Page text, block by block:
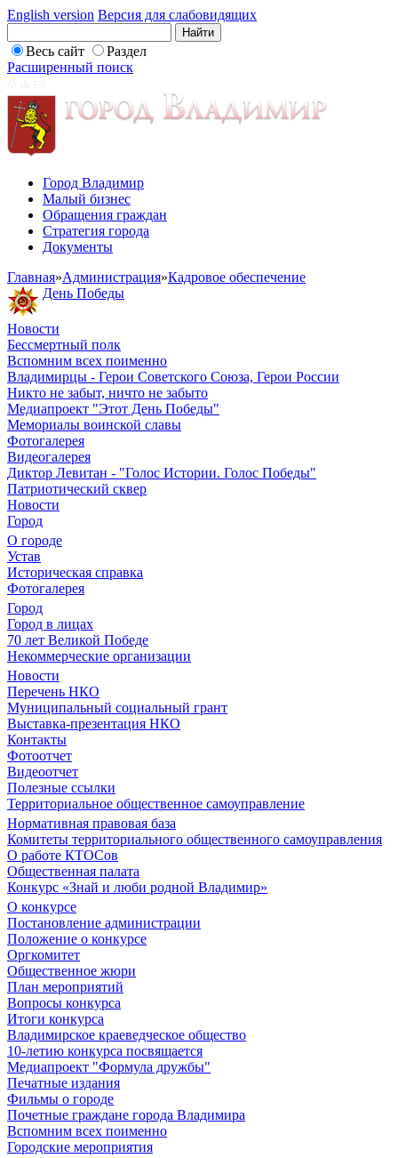
English version Версия для слабовидящих
Весь сайт
Раздел
Расширенный поиск
Город Владимир
Малый бизнес
Обращения граждан
Стратегия города
Документы
Главная»Администрация»Кадровое обеспечение
День Победы
Новости
Бессмертный полк
Вспомним всех поименно
Владимирцы - Герои Советского Союза, Герои России
Никто не забыт, ничто не забыто
Медиапроект "Этот День Победы"
Мемориалы воинской славы
Фотогалерея
Видеогалерея
Диктор Левитан - "Голос Истории. Голос Победы"
Патриотический сквер
Новости
Город
О городе
Устав
Историческая справка
Фотогалерея
Город
Город в лицах
70 лет Великой Победе
Некоммерческие организации
Новости
Перечень НКО
Муниципальный социальный грант
Выставка-презентация НКО
Контакты
Фотоотчет
Видеоотчет
Полезные ссылки
Территориальное общественное самоуправление
Нормативная правовая база
Комитеты территориального общественного самоуправления
О работе КТОСов
Общественная палата
Конкурс «Знай и люби родной Владимир»
О конкурсе
Постановление администрации
Положение о конкурсе
Оргкомитет
Общественное жюри
План мероприятий
Вопросы конкурса
Итоги конкурса
Владимирское краеведческое общество
10-летию конкурса посвящается
Медиапроект "Формула дружбы"
Печатные издания
Фильмы о городе
Почетные граждане города Владимира
Вспомним всех поименно
Городские мероприятия